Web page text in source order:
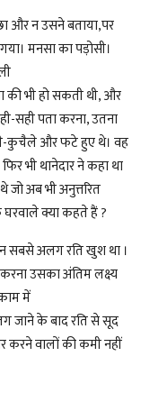
और न उसने बताया,पर
मनसा का पड़ोसी।
की भी हो सकती थी, और
सही पता करना, उतना
कुचैले और फटे हुए थे। वह
भी थानेदार ने कहा था
जो अब भी अनुत्तरित
क्या कहते हैं ?
सबसे अलग रति खुश था ।
करना उसका अंतिम लक्ष्य
में
जाने के बाद रति से सूद
करने वालों की कमी नहीं